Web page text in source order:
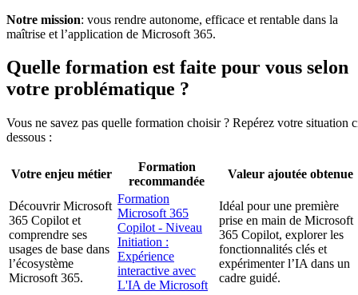
Notre mission: vous rendre autonome, efficace et rentable dans la
maîtrise et l’application de Microsoft 365.
Quelle formation est faite pour vous selon
votre problématique ?
Vous ne savez pas quelle formation choisir ? Repérez votre situation
dessous :
Votre enjeu métier
Formation
recommandée
Valeur ajoutée obtenue
Découvrir Microsoft
365 Copilot et
comprendre ses
usages de base dans
l’écosystème
Microsoft 365.
Formation
Microsoft 365
Copilot - Niveau
Initiation :
Expérience
interactive avec
L'IA de Microsoft
Idéal pour une première
prise en main de Microsoft
365 Copilot, explorer les
fonctionnalités clés et
expérimenter l’IA dans un
cadre guidé.